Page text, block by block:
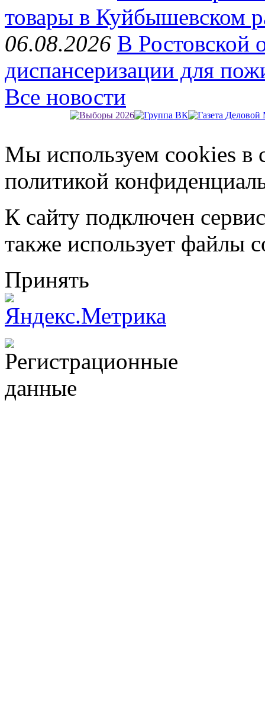
товары в Куйбышевском
06.08.2026 В Ростовской
диспансеризации для
Все новости
Мы используем cookies в
политикой
К сайту подключен
также использует файлы
Принять